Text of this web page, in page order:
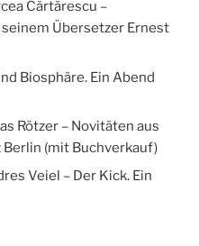
Cărtărescu –
Übersetzer Ernest
Biosphäre. Ein Abend
Rötzer – Novitäten aus
(mit Buchverkauf)
Veiel – Der Kick. Ein